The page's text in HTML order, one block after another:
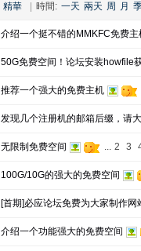
精華 時間: 一天 兩天 周 月
介绍一个挺不错的MMKFC免费主
50G免费空间！论坛安装howfile
推荐一个强大的免费主机
发现几个注册机的邮箱后缀，请
无限制免费空间 ... 2 3
100G/10G的强大的免费空间
[首期]必应论坛免费为大家制作
介绍一个功能强大的免费空间